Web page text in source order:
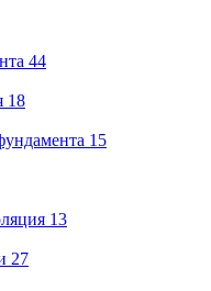
44
18
15
13
27